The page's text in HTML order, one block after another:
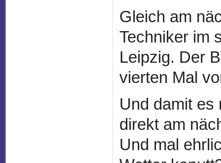
Gleich am
Techniker im
Leipzig. Der
vierten Mal
Und damit es
direkt am
Und mal